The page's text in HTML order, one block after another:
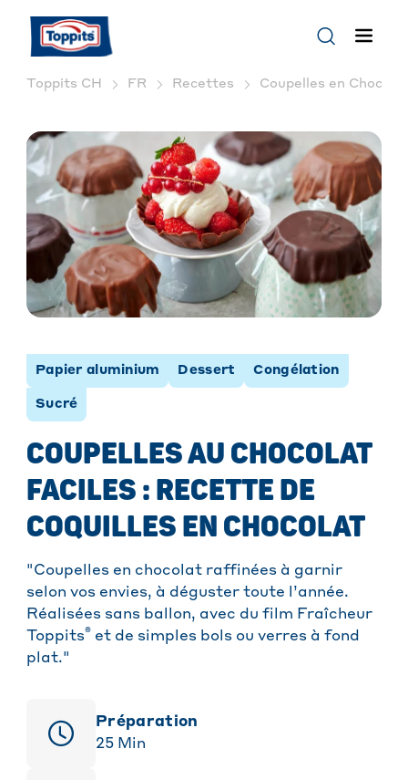
Toppits CH FR Recettes Coupelles en
Papier aluminium Dessert Congélation
Sucré
COUPELLES AU CHOCOLAT
FACILES : RECETTE DE
COQUILLES EN CHOCOLAT
"Coupelles en chocolat raffinées à garnir
selon vos envies, à déguster toute l’année.
Réalisées sans ballon, avec du film Fraîcheur
Toppits® et de simples bols ou verres à fond
plat."
Préparation
25 Min